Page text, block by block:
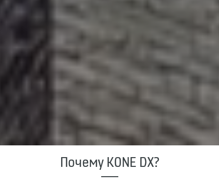
Почему KONE DX?